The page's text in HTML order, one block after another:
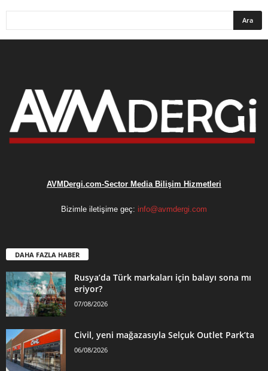
AVMDergi.com-Sector Media Bilişim Hizmetleri
Bizimle iletişime geç: info@avmdergi.com
DAHA FAZLA HABER
Rusya’da Türk markaları için balayı sona mı
eriyor?
07/08/2026
Civil, yeni mağazasıyla Selçuk Outlet Park’ta
06/08/2026